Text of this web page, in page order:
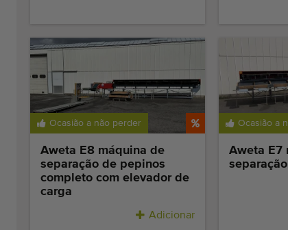
Ocasião a não perder
Aweta E8 máquina de
separação de pepinos
completo com elevador de
carga
Adicionar
Ocasião a
Aweta E7